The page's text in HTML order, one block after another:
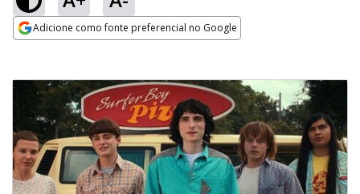
Adicione como fonte preferencial no Google